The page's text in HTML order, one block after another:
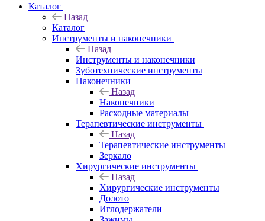
Каталог
Назад
Каталог
Инструменты и наконечники
Назад
Инструменты и наконечники
Зуботехнические инструменты
Наконечники
Назад
Наконечники
Расходные материалы
Терапевтические инструменты
Назад
Терапевтические инструменты
Зеркало
Хирургические инструменты
Назад
Хирургические инструменты
Долото
Иглодержатели